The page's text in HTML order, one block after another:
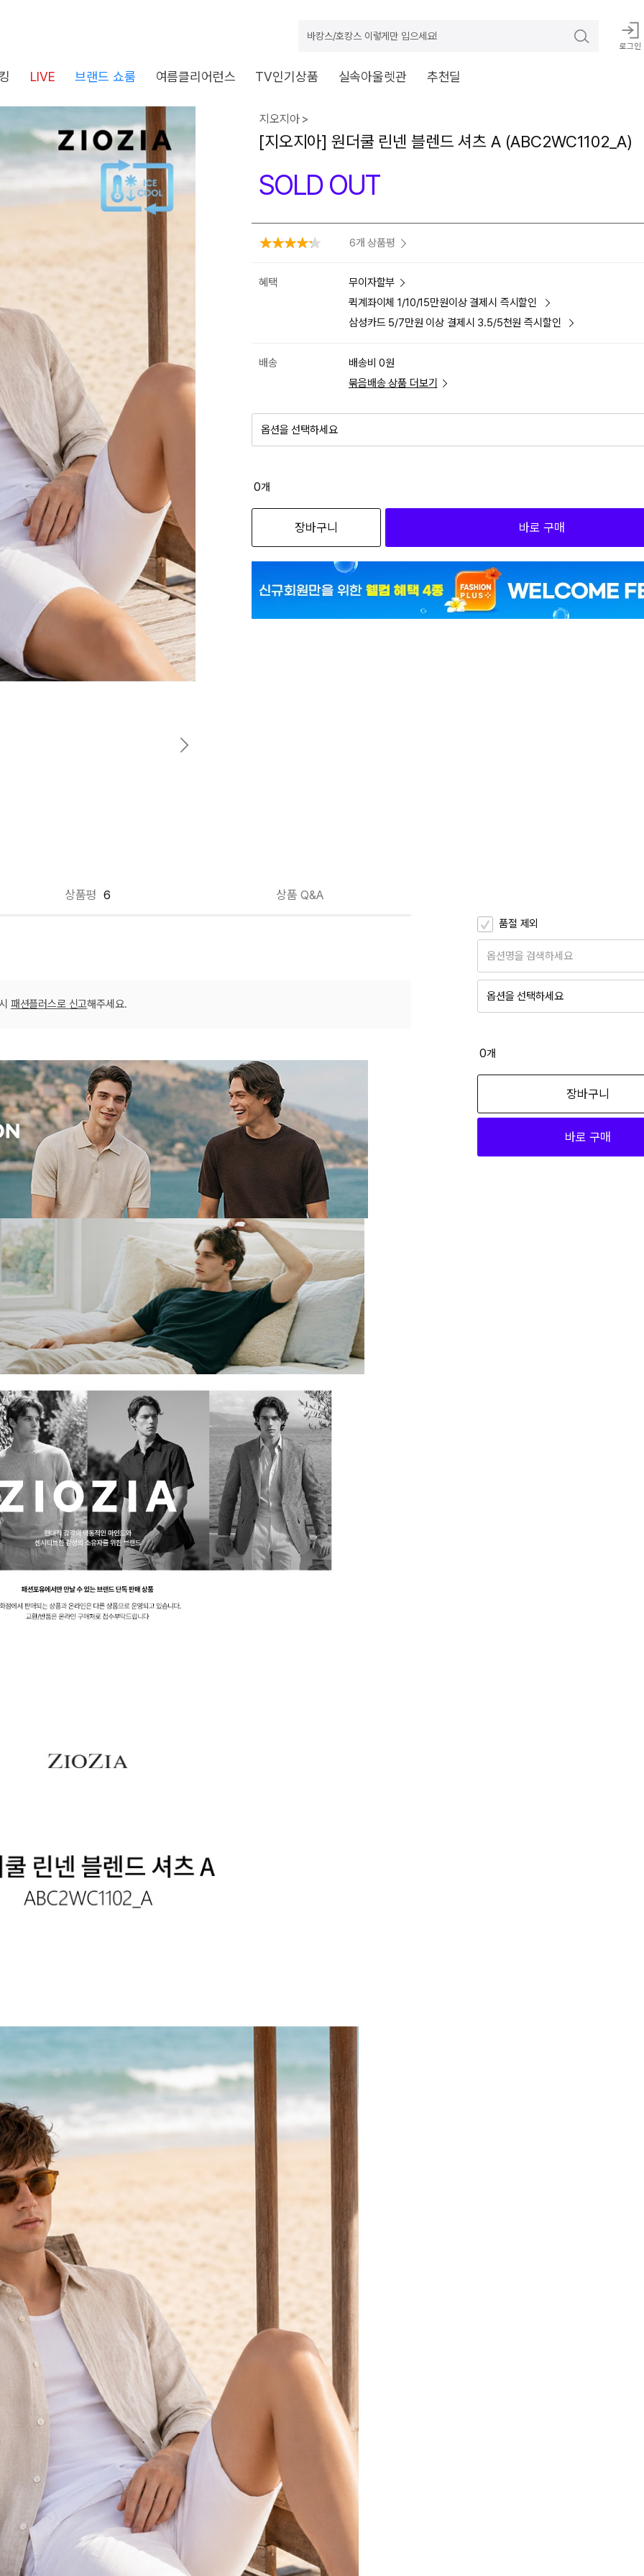
바캉스/호캉스 이렇게만 입으세요!
로그인
LIVE 브랜드 쇼룸 여름클리어런스 TV인기상품 실속아울렛관 추천딜
장바구니 쿠폰
가능 쿠폰
습니다.
상품이에요
세요?
지오지아 >
[지오지아] 원더쿨 린넨 블렌드 셔츠 A (ABC2WC1102_A)
SOLD OUT
6개 상품평
혜택
무이자할부
퀵계좌이체 1/10/15만원이상 결제시 즉시할인
삼성카드 5/7만원 이상 결제시 3.5/5천원 즉시할인
배송
배송비 0원
묶음배송 상품 더보기
옵션을 선택하세요
0개
장바구니 바로 구매
상품평 6 상품 Q&A
품절 제외
옵션명을 검색하세요
옵션을 선택하세요
0개
장바구니
바로 구매